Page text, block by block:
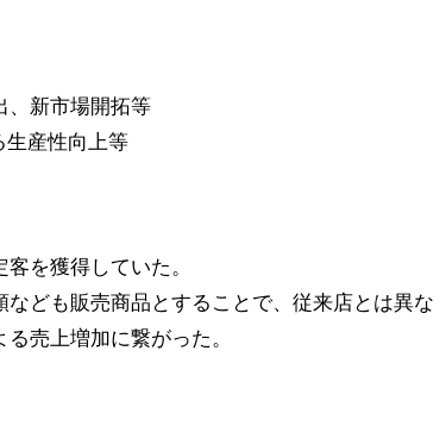
、新市場開拓等
生産性向上等
を獲得していた。
ども販売商品とすることで、従来店とは異な
売上増加に繋がった。